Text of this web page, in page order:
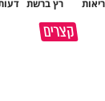
רץ ברשת
קצרים
אש